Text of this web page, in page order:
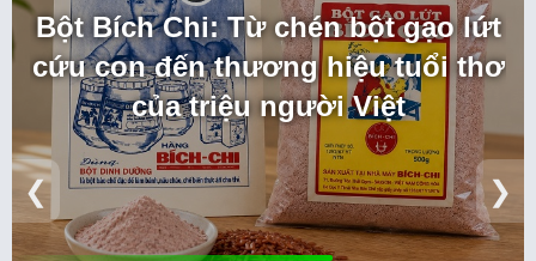
Bột Bích Chi: Từ chén bột gạo lứt
cứu con đến thương hiệu tuổi thơ
của triệu người Việt
❮ ❯